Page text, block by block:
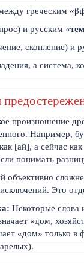
греческим
и русским «
скопление) и
а система,
произношение
Например,
[ай], а сейчас
понимать
объективно
Это
Некоторые слова
«дом,
«дом» только